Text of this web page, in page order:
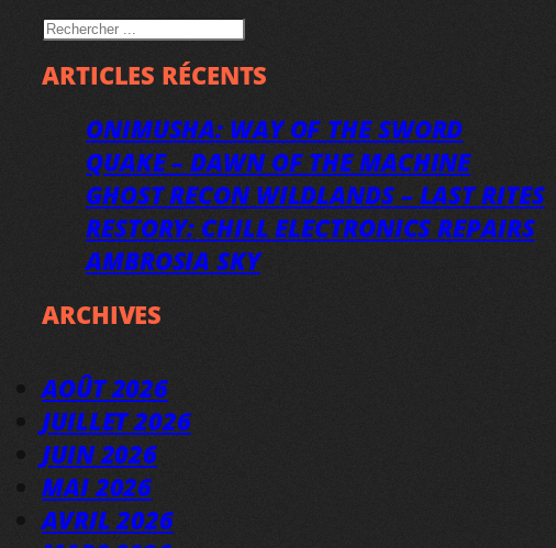
RECHERCHER
ARTICLES RÉCENTS
ONIMUSHA: WAY OF THE SWORD
QUAKE – DAWN OF THE MACHINE
GHOST RECON WILDLANDS – LAST RITES
RESTORY: CHILL ELECTRONICS REPAIRS
AMBROSIA SKY
ARCHIVES
AOÛT 2026
JUILLET 2026
JUIN 2026
MAI 2026
AVRIL 2026